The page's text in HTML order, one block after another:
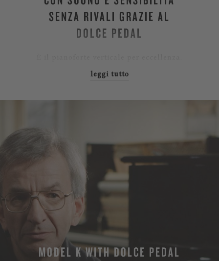
SENZA RIVALI GRAZIE AL
DOLCE PEDAL
Lo Steinway K-132 offre un tocco
gamma sonora e un impareggiabile
produzione di Amburgo utilizziamo gli
stessi materiali impiegati nella
costruzione dei pianoforti a coda per
soddisfare i più alti standard musicali
di Steinway “per costruire il miglior
MODEL K WITH DOLCE PEDAL